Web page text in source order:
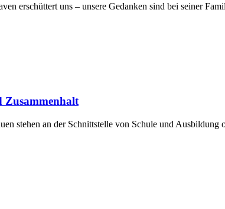
erschüttert uns – unsere Gedanken sind bei seiner
Zusammenhalt
stehen an der Schnittstelle von Schule und